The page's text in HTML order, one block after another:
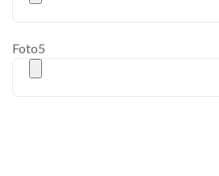
Foto5